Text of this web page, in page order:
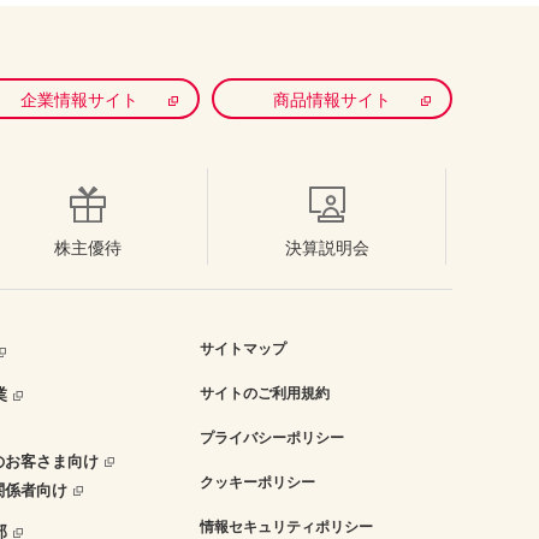
企業情報サイト 商品情報サイト
株主優待 決算説明会
お客さま向け
係者向け
サイトマップ
サイトのご利用規約
プライバシーポリシー
クッキーポリシー
情報セキュリティポリシー